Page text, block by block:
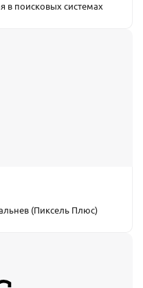
в поисковых системах
(Пиксель Плюс)